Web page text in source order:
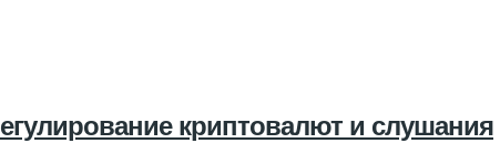
криптовалют и слушания